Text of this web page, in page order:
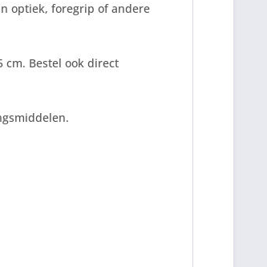
optiek, foregrip of andere
cm. Bestel ook direct